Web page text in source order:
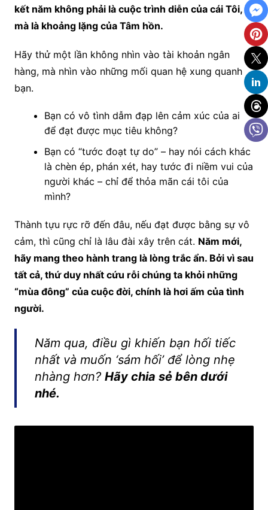
kết năm không phải là cuộc trình diễn của cái Tôi,
mà là khoảng lặng của Tâm hồn.
Hãy thử một lần không nhìn vào tài khoản ngân
hàng, mà nhìn vào những mối quan hệ xung quanh
bạn.
Bạn có vô tình dẫm đạp lên cảm xúc của ai
để đạt được mục tiêu không?
Bạn có “tước đoạt tự do” – hay nói cách khác
là chèn ép, phán xét, hay tước đi niềm vui của
người khác – chỉ để thỏa mãn cái tôi của
mình?
Thành tựu rực rỡ đến đâu, nếu đạt được bằng sự vô
cảm, thì cũng chỉ là lâu đài xây trên cát. Năm mới,
hãy mang theo hành trang là lòng trắc ẩn. Bởi vì sau
tất cả, thứ duy nhất cứu rỗi chúng ta khỏi những
“mùa đông” của cuộc đời, chính là hơi ấm của tình
người.
Năm qua, điều gì khiến bạn hối tiếc
nhất và muốn ‘sám hối’ để lòng nhẹ
nhàng hơn? Hãy chia sẻ bên dưới
nhé.